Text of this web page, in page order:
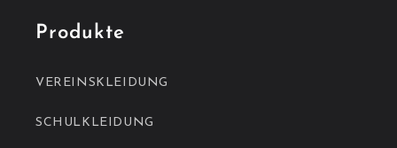
Produkte
VEREINSKLEIDUNG
SCHULKLEIDUNG